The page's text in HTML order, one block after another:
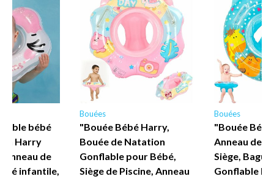
bébé
Harry
anneau de
né infantile,
Bouées
"Bouée Bébé Harry,
Bouée de Natation
Gonflable pour Bébé,
Siège de Piscine, Anneau
Bouées
"Bouée
Anneau de
Siège,
Gonflable